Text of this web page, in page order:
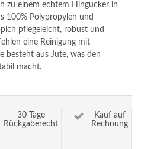
zu einem echtem Hingucker in
100% Polypropylen und
pflegeleicht, robust und
eine Reinigung mit
besteht aus Jute, was den
macht.
30 Tage
Rückgaberecht
Kauf auf
Rechnung